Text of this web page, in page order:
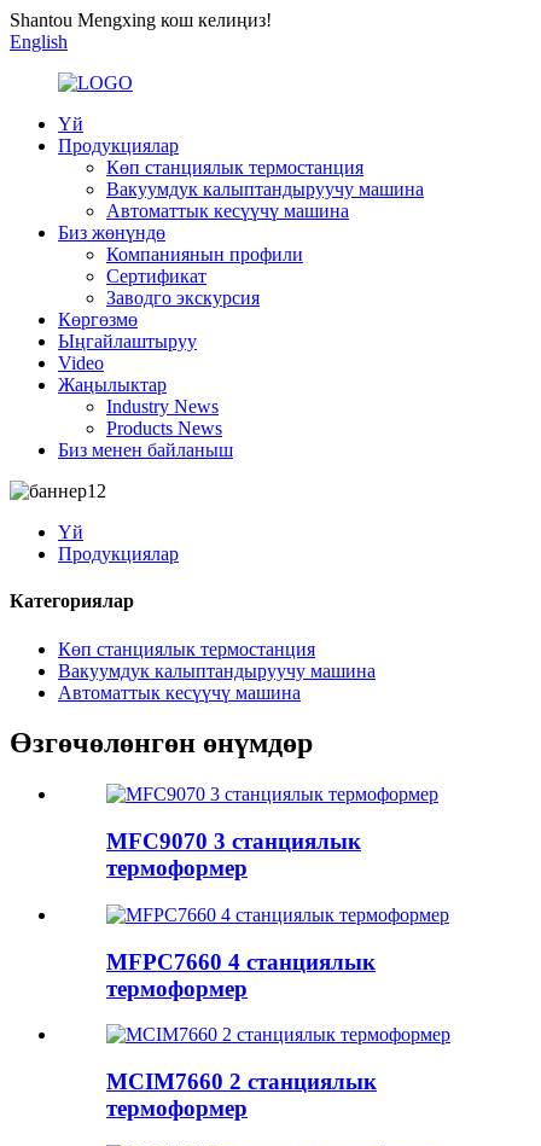
Shantou Mengxing кош келиңиз!
English
Үй
Продукциялар
Көп станциялык термостанция
Вакуумдук калыптандыруучу машина
Автоматтык кесүүчү машина
Биз жөнүндө
Компаниянын профили
Сертификат
Заводго экскурсия
Көргөзмө
Ыңгайлаштыруу
Video
Жаңылыктар
Industry News
Products News
Биз менен байланыш
Үй
Продукциялар
Категориялар
Көп станциялык термостанция
Вакуумдук калыптандыруучу машина
Автоматтык кесүүчү машина
Өзгөчөлөнгөн өнүмдөр
MFC9070 3 станциялык
термоформер
MFPC7660 4 станциялык
термоформер
MCIM7660 2 станциялык
термоформер